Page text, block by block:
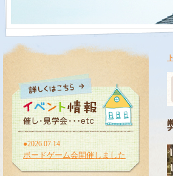
●2026.07.14
ボードゲーム会開催しました